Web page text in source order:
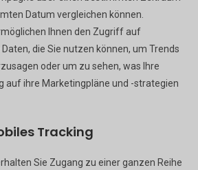
Datum vergleichen können.
Ihnen den Zugriff auf
die Sie nutzen können, um Trends
oder um zu sehen, was Ihre
auf ihre Marketingpläne und -strategien
Tracking
Sie Zugang zu einer ganzen Reihe